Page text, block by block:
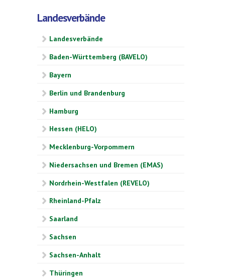
Landesverbände
Landesverbände
Baden-Württemberg (BAVELO)
Bayern
Berlin und Brandenburg
Hamburg
Hessen (HELO)
Mecklenburg-Vorpommern
Niedersachsen und Bremen (EMAS)
Nordrhein-Westfalen (REVELO)
Rheinland-Pfalz
Saarland
Sachsen
Sachsen-Anhalt
Thüringen